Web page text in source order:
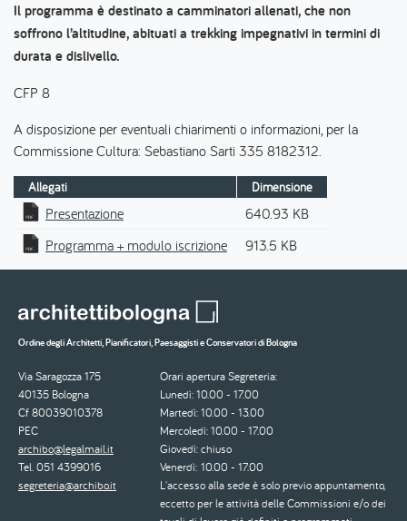
Il programma è destinato a camminatori allenati, che non
soffrono l’altitudine, abituati a trekking impegnativi in termini di
durata e dislivello.
CFP 8
A disposizione per eventuali chiarimenti o informazioni, per la
Commissione Cultura: Sebastiano Sarti 335 8182312.
Allegati Dimensione
Presentazione
640.93 KB
Programma + modulo iscrizione
913.5 KB
Ordine degli Architetti, Pianificatori, Paesaggisti e Conservatori di Bologna
Via Saragozza 175
40135 Bologna
Cf 80039010378
PEC
archibo@legalmail.it
Tel. 051 4399016
segreteria@archibo.it
Orari apertura Segreteria:
Lunedì: 10.00 - 17.00
Martedì: 10.00 - 13.00
Mercoledì: 10.00 - 17.00
Giovedì: chiuso
Venerdì: 10.00 - 17.00
L'accesso alla sede è solo previo appuntamento,
eccetto per le attività delle Commissioni e/o dei